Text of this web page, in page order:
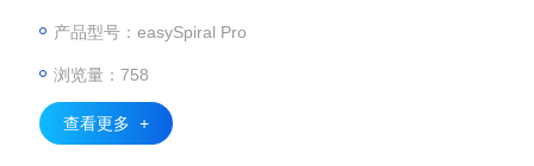
产品型号：easySpiral Pro
浏览量：758
查看更多 +